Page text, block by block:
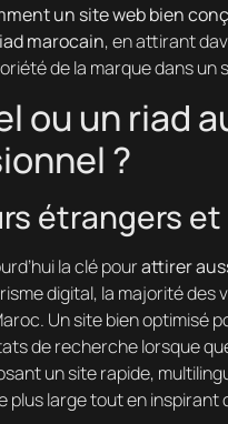
un site web bien
marocain, en attirant
de la marque dans un
ou un riad
?
étrangers
la clé pourattirer
digital, la majorité
Un site bien optimisé
de recherche lorsque
un site rapide,
plus large tout en inspirant